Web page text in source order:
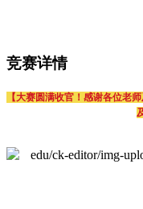
竞赛详情
【大赛圆满收官！感谢各位老